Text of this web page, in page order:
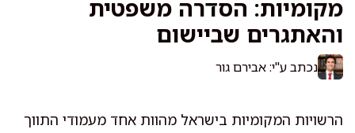
מקומיות: הסדרה משפטית
והאתגרים שביישום
נכתב ע"י: אבירם גור
הרשויות המקומיות בישראל מהוות אחד מעמודי התווך